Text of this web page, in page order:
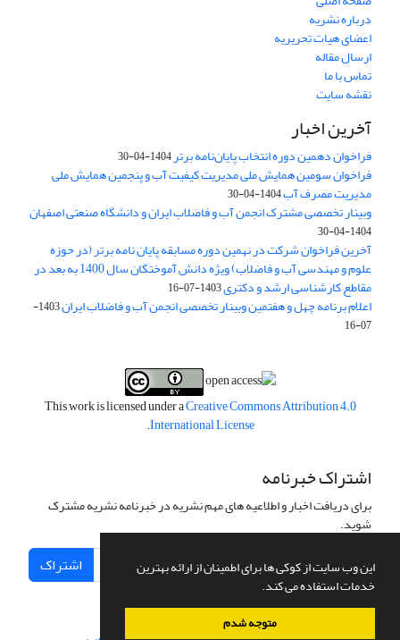
این وب سایت از کوکی ها برای اطمینان از ارائه بهترین
خدمات استفاده می کند.
متوجه شدم
درباره نشریه
اعضای هیات تحریریه
ارسال مقاله
تماس با ما
نقشه سایت
آخرین اخبار
فراخوان دهمین دوره انتخاب پایان‌نامه برتر1404-04-30
فراخوان سومین همایش ملی مدیریت کیفیت آب و پنجمین همایش ملی
مدیریت مصرف آب1404-04-30
وبینار تخصصی مشترک انجمن آب و فاضلاب ایران و دانشگاه صنعتی اصفهان
1404-04-30
آخرین فراخوان شرکت در نهمین دوره مسابقه پایان نامه برتر (در حوزه
علوم و مهندسی آب و فاضلاب) ویژه دانش آموختگان سال 1400 به بعد در
مقاطع کارشناسی ارشد و دکتری1403-07-16
اعلام برنامه چهل و هفتمین وبینار تخصصی انجمن آب و فاضلاب ایران
1403-
07-16
This work is licensed under aCreative Commons Attribution 4.0
International License
.
اشتراک خبرنامه
برای دریافت اخبار و اطلاعیه های مهم نشریه در خبرنامه نشریه مشترک
شوید.
اشتراک